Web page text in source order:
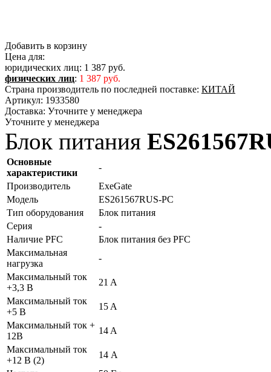
Добавить в корзину
Цена для:
юридических лиц: 1 387 руб.
физических лиц: 1 387 руб.
Страна производитель по последней поставке: КИТАЙ
Артикул: 1933580
Доставка: Уточните у менеджера
Уточните у менеджера
Блок питания
Основные
характеристики
-
Производитель
ExeGate
Модель
ES261567RUS-PC
Тип оборудования
Блок питания
Серия
-
Наличие PFC
Блок питания без PFC
Максимальная
нагрузка
-
Максимальный ток
+3,3 В
21 A
Максимальный ток
+5 В
15 A
Максимальный ток +
12В
14 A
Максимальный ток
+12 В (2)
14 А